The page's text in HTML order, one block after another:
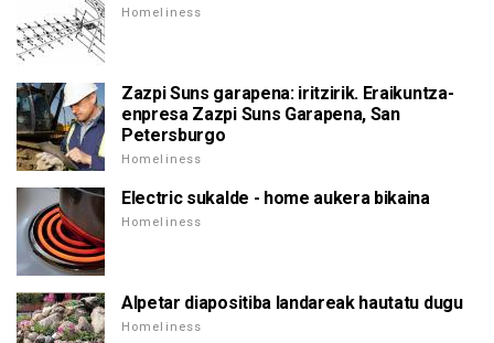
Homeliness
Zazpi Suns garapena: iritzirik. Eraikuntza-
enpresa Zazpi Suns Garapena, San
Petersburgo
Homeliness
Electric sukalde - home aukera bikaina
Homeliness
Alpetar diapositiba landareak hautatu dugu
Homeliness